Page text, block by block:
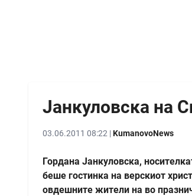
Јанкуловска на
03.06.2011 08:22 |KumanovoNews
Гордана Јанкуловска,
беше гостинка на верскиот
овдешните жители на во